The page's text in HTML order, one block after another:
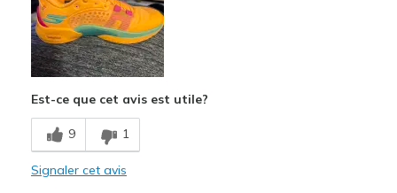
Est-ce que cet avis est utile?
9 1
Signaler cet avis